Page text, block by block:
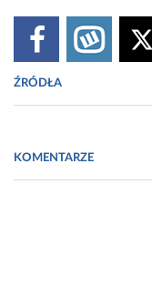
ŹRÓDŁA
half-head study to
KOMENTARZE